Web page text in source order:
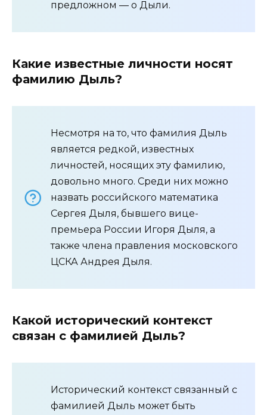
предложном — о Дыли.
Какие известные личности носят
фамилию Дыль?
Несмотря на то, что фамилия Дыль
является редкой, известных
личностей, носящих эту фамилию,
довольно много. Среди них можно
назвать российского математика
Сергея Дыля, бывшего вице-
премьера России Игоря Дыля, а
также члена правления московского
ЦСКА Андрея Дыля.
Какой исторический контекст
связан с фамилией Дыль?
Исторический контекст связанный с
фамилией Дыль может быть